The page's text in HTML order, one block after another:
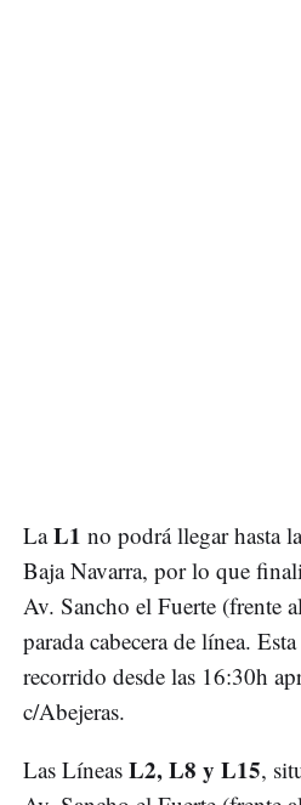
LaL1 no podrá llegar hasta
Baja Navarra, por lo que
Av. Sancho el Fuerte (frente
parada cabecera de línea.
recorrido desde las 16:30h
c/Abejeras.
Las Líneas L2, L8 y L15,